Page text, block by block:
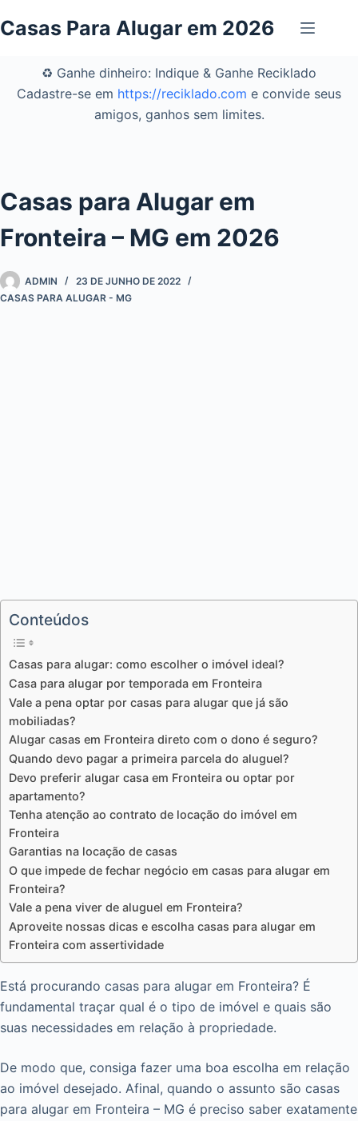
para
conteúdo
Casas Para Alugar em 2026
♻️ Ganhe dinheiro: Indique & Ganhe Reciklado
Cadastre-se em https://reciklado.com e convide seus
amigos, ganhos sem limites.
Casas para Alugar em
Fronteira – MG em 2026
ADMIN
23 DE JUNHO DE 2022
CASAS PARA ALUGAR - MG
Conteúdos
Casas para alugar: como escolher o imóvel ideal?
Casa para alugar por temporada em Fronteira
Vale a pena optar por casas para alugar que já são
mobiliadas?
Alugar casas em Fronteira direto com o dono é seguro?
Quando devo pagar a primeira parcela do aluguel?
Devo preferir alugar casa em Fronteira ou optar por
apartamento?
Tenha atenção ao contrato de locação do imóvel em
Fronteira
Garantias na locação de casas
O que impede de fechar negócio em casas para alugar em
Fronteira?
Vale a pena viver de aluguel em Fronteira?
Aproveite nossas dicas e escolha casas para alugar em
Fronteira com assertividade
Está procurando casas para alugar em Fronteira? É
fundamental traçar qual é o tipo de imóvel e quais são
suas necessidades em relação à propriedade.
De modo que, consiga fazer uma boa escolha em relação
ao imóvel desejado. Afinal, quando o assunto são casas
para alugar em Fronteira – MG é preciso saber exatamente